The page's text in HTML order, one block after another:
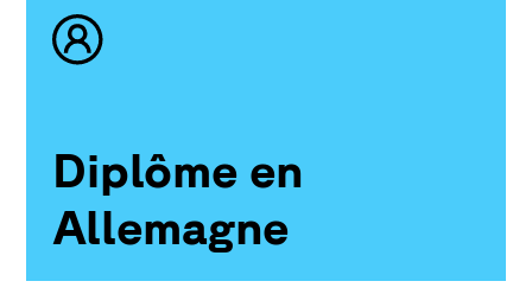
Diplôme en
Allemagne